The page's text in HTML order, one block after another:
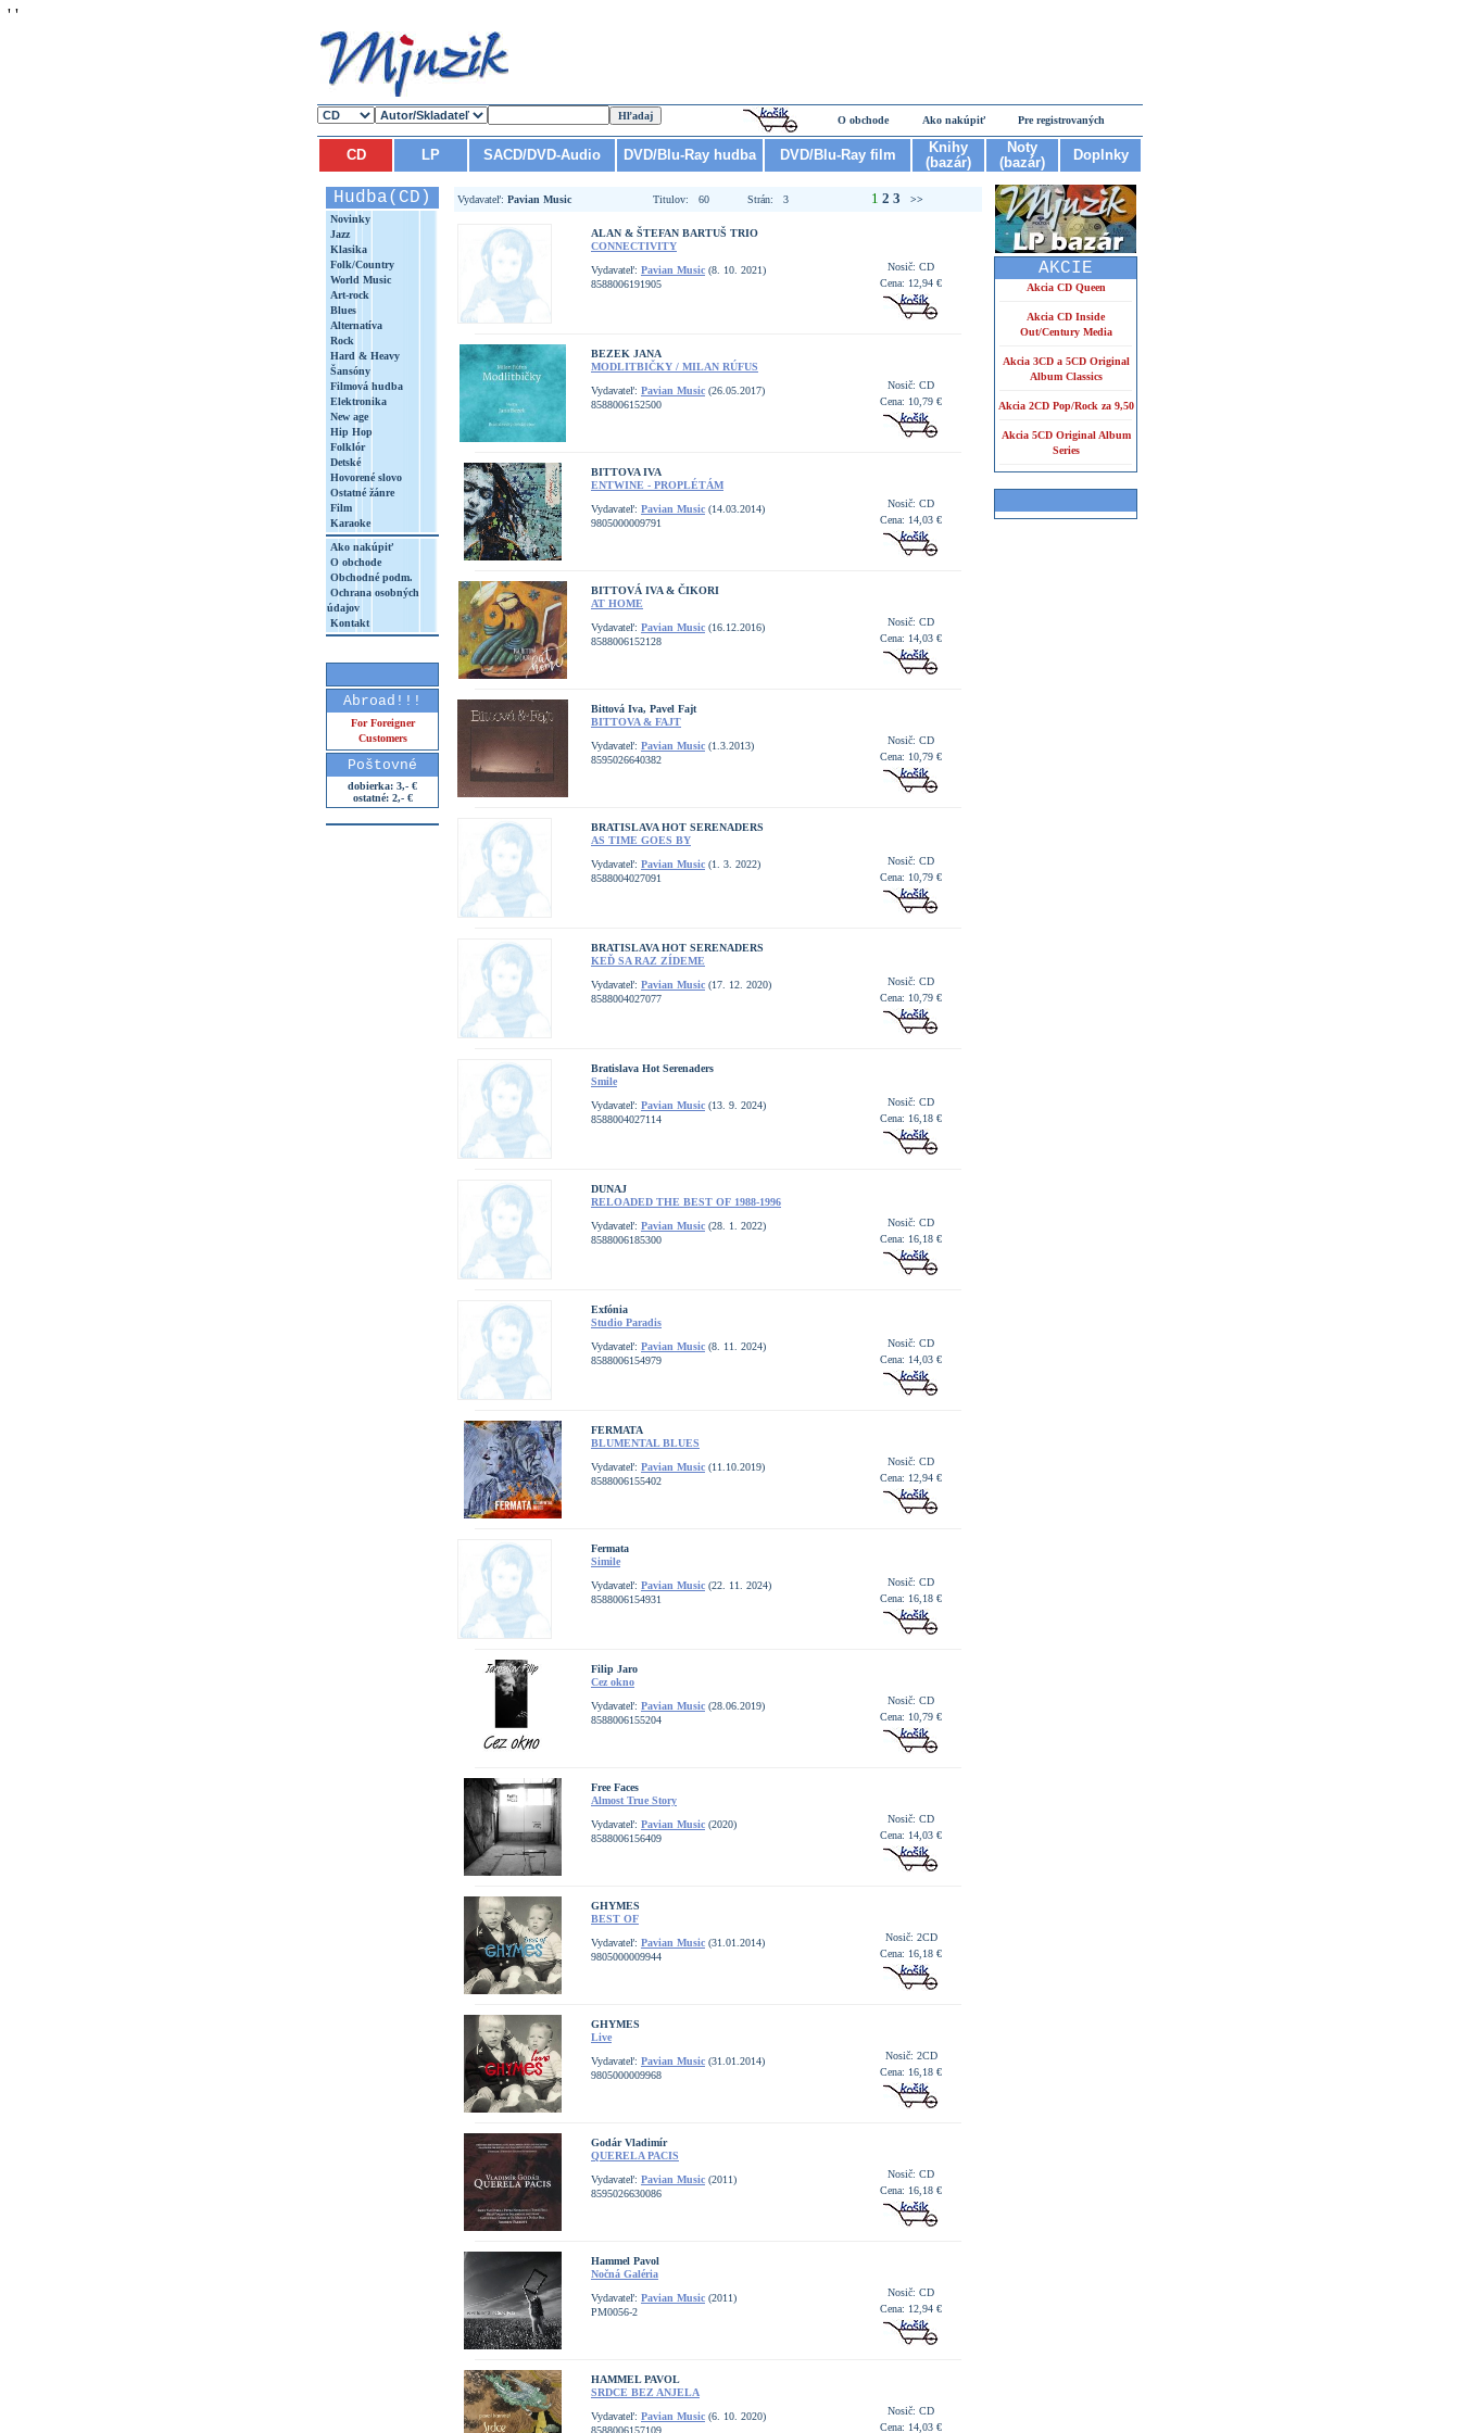
' '
O obchode Ako nakúpiť Pre registrovaných
CD LP SACD/DVD-Audio DVD/Blu-Ray hudba DVD/Blu-Ray film
Knihy
(bazár)
Noty
(bazár)
Doplnky
Hudba(CD)
Novinky
Jazz
Klasika
Folk/Country
World Music
Art-rock
Blues
Alternatíva
Rock
Hard & Heavy
Šansóny
Filmová hudba
Elektronika
New age
Hip Hop
Folklór
Detské
Hovorené slovo
Ostatné žánre
Film
Karaoke
Ako nakúpiť
O obchode
Obchodné podm.
Ochrana osobných
údajov
Kontakt
Abroad!!!
For Foreigner
Customers
Poštovné
dobierka: 3,- €
ostatné: 2,- €
Vydavateľ: Pavian Music Titulov: 60 Strán: 3 1 2 3 >>
ALAN & ŠTEFAN BARTUŠ TRIO
CONNECTIVITY
Vydavateľ: Pavian Music (8. 10. 2021)
8588006191905
Nosič: CD
Cena: 12,94 €
BEZEK JANA
MODLITBIČKY / MILAN RÚFUS
Vydavateľ: Pavian Music (26.05.2017)
8588006152500
Nosič: CD
Cena: 10,79 €
BITTOVA IVA
ENTWINE - PROPLÉTÁM
Vydavateľ: Pavian Music (14.03.2014)
9805000009791
Nosič: CD
Cena: 14,03 €
BITTOVÁ IVA & ČIKORI
AT HOME
Vydavateľ: Pavian Music (16.12.2016)
8588006152128
Nosič: CD
Cena: 14,03 €
Bittová Iva, Pavel Fajt
BITTOVA & FAJT
Vydavateľ: Pavian Music (1.3.2013)
8595026640382
Nosič: CD
Cena: 10,79 €
BRATISLAVA HOT SERENADERS
AS TIME GOES BY
Vydavateľ: Pavian Music (1. 3. 2022)
8588004027091
Nosič: CD
Cena: 10,79 €
BRATISLAVA HOT SERENADERS
KEĎ SA RAZ ZÍDEME
Vydavateľ: Pavian Music (17. 12. 2020)
8588004027077
Nosič: CD
Cena: 10,79 €
Bratislava Hot Serenaders
Smile
Vydavateľ: Pavian Music (13. 9. 2024)
8588004027114
Nosič: CD
Cena: 16,18 €
DUNAJ
RELOADED THE BEST OF 1988-1996
Vydavateľ: Pavian Music (28. 1. 2022)
8588006185300
Nosič: CD
Cena: 16,18 €
Exfónia
Studio Paradis
Vydavateľ: Pavian Music (8. 11. 2024)
8588006154979
Nosič: CD
Cena: 14,03 €
FERMATA
BLUMENTAL BLUES
Vydavateľ: Pavian Music (11.10.2019)
8588006155402
Nosič: CD
Cena: 12,94 €
Fermata
Simile
Vydavateľ: Pavian Music (22. 11. 2024)
8588006154931
Nosič: CD
Cena: 16,18 €
Filip Jaro
Cez okno
Vydavateľ: Pavian Music (28.06.2019)
8588006155204
Nosič: CD
Cena: 10,79 €
Free Faces
Almost True Story
Vydavateľ: Pavian Music (2020)
8588006156409
Nosič: CD
Cena: 14,03 €
GHYMES
BEST OF
Vydavateľ: Pavian Music (31.01.2014)
9805000009944
Nosič: 2CD
Cena: 16,18 €
GHYMES
Live
Vydavateľ: Pavian Music (31.01.2014)
9805000009968
Nosič: 2CD
Cena: 16,18 €
Godár Vladimír
QUERELA PACIS
Vydavateľ: Pavian Music (2011)
8595026630086
Nosič: CD
Cena: 16,18 €
Hammel Pavol
Nočná Galéria
Vydavateľ: Pavian Music (2011)
PM0056-2
Nosič: CD
Cena: 12,94 €
HAMMEL PAVOL
SRDCE BEZ ANJELA
Vydavateľ: Pavian Music (6. 10. 2020)
8588006157109
Nosič: CD
Cena: 14,03 €
AKCIE
Akcia CD Queen
Akcia CD Inside
Out/Century Media
Akcia 3CD a 5CD Original
Album Classics
Akcia 2CD Pop/Rock za 9,50
Akcia 5CD Original Album
Series